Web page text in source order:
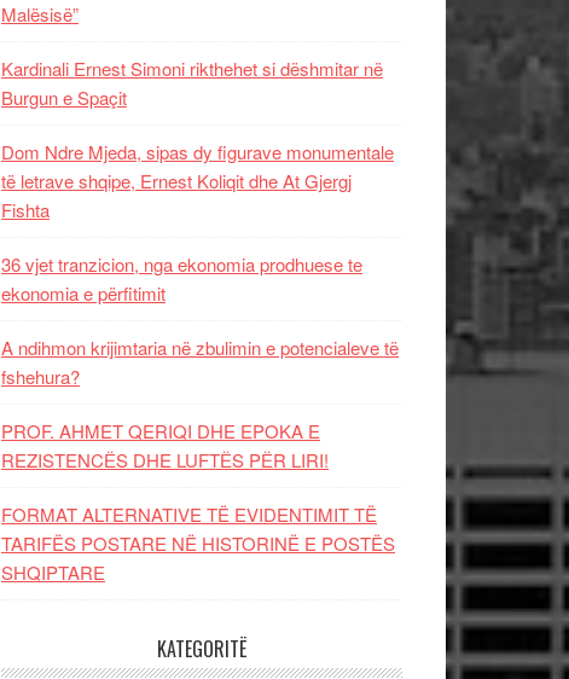
Malësisë”
Kardinali Ernest Simoni rikthehet si dëshmitar në
Burgun e Spaçit
Dom Ndre Mjeda, sipas dy figurave monumentale
të letrave shqipe, Ernest Koliqit dhe At Gjergj
Fishta
36 vjet tranzicion, nga ekonomia prodhuese te
ekonomia e përfitimit
A ndihmon krijimtaria në zbulimin e potencialeve të
fshehura?
PROF. AHMET QERIQI DHE EPOKA E
REZISTENCЁS DHE LUFTЁS PЁR LIRI!
FORMAT ALTERNATIVE TË EVIDENTIMIT TË
TARIFËS POSTARE NË HISTORINË E POSTËS
SHQIPTARE
KATEGORITË